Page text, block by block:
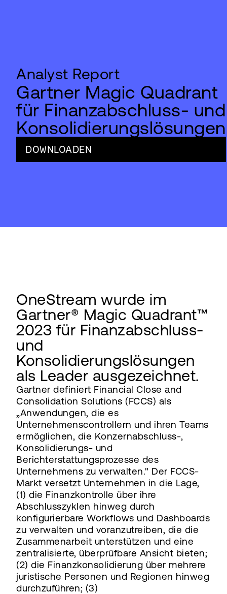
Analyst Report
Gartner Magic Quadrant
für Finanzabschluss- und
Konsolidierungslösungen
DOWNLOADEN
OneStream wurde im
Gartner® Magic Quadrant™
2023 für Finanzabschluss-
und
Konsolidierungslösungen
als Leader ausgezeichnet.
Gartner definiert Financial Close and
Consolidation Solutions (FCCS) als
„Anwendungen, die es
Unternehmenscontrollern und ihren Teams
ermöglichen, die Konzernabschluss-,
Konsolidierungs- und
Berichterstattungsprozesse des
Unternehmens zu verwalten." Der FCCS-
Markt versetzt Unternehmen in die Lage,
(1) die Finanzkontrolle über ihre
Abschlusszyklen hinweg durch
konfigurierbare Workflows und Dashboards
zu verwalten und voranzutreiben, die die
Zusammenarbeit unterstützen und eine
zentralisierte, überprüfbare Ansicht bieten;
(2) die Finanzkonsolidierung über mehrere
juristische Personen und Regionen hinweg
durchzuführen; (3)